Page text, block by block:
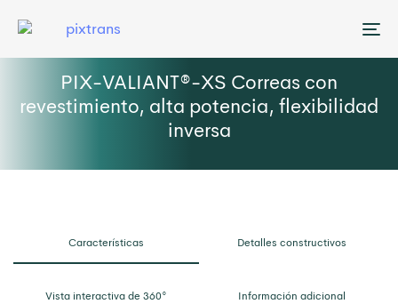
PIX-VALIANT®-XS Correas con
revestimiento, alta potencia, flexibilidad
inversa
Características Detalles constructivos
Vista interactiva de 360° Información adicional